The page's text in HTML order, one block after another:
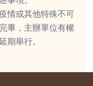
情或其他特殊不可
畢，主辦單位有權
期舉行。